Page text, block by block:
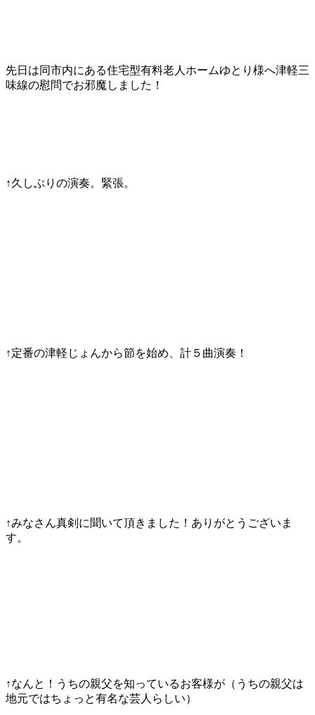
先日は同市内にある住宅型有料老人ホームゆとり様へ津軽三
味線の慰問でお邪魔しました！
↑久しぶりの演奏。緊張。
↑定番の津軽じょんから節を始め、計５曲演奏！
↑みなさん真剣に聞いて頂きました！ありがとうございま
す。
↑なんと！うちの親父を知っているお客様が（うちの親父は
地元ではちょっと有名な芸人らしい）